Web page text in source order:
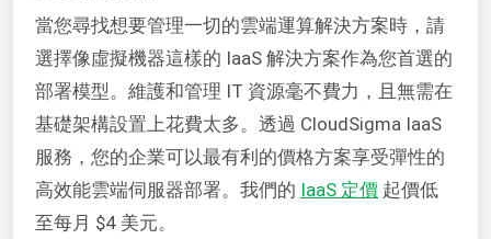
當您尋找想要管理一切的雲端運算解決方案時，請
選擇像虛擬機器這樣的 IaaS 解決方案作為您首選的
部署模型。維護和管理 IT 資源毫不費力，且無需在
基礎架構設置上花費太多。透過 CloudSigma IaaS
服務，您的企業可以最有利的價格方案享受彈性的
高效能雲端伺服器部署。我們的 IaaS 定價 起價低
至每月 $4 美元。